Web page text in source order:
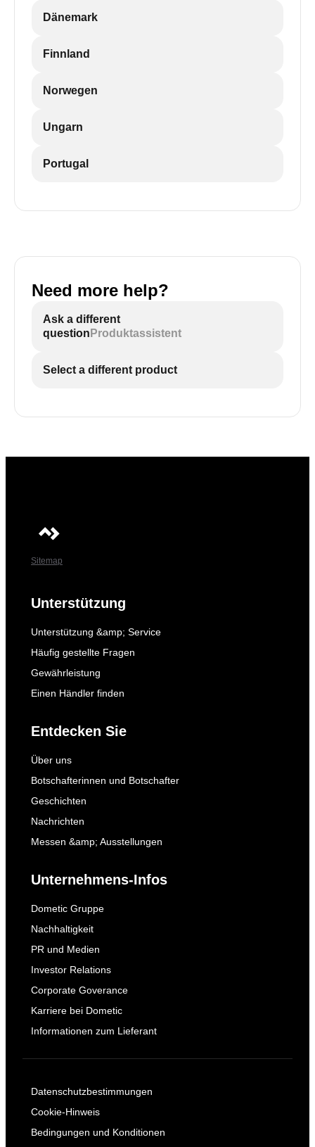
Dänemark
Finnland
Norwegen
Ungarn
Portugal
Need more help?
Ask a different
question Produktassistent
Select a different product
Sitemap
Unterstützung
Unterstützung &amp; Service
Häufig gestellte Fragen
Gewährleistung
Einen Händler finden
Entdecken Sie
Über uns
Botschafterinnen und Botschafter
Geschichten
Nachrichten
Messen &amp; Ausstellungen
Unternehmens-Infos
Dometic Gruppe
Nachhaltigkeit
PR und Medien
Investor Relations
Corporate Goverance
Karriere bei Dometic
Informationen zum Lieferant
Datenschutzbestimmungen
Cookie-Hinweis
Bedingungen und Konditionen